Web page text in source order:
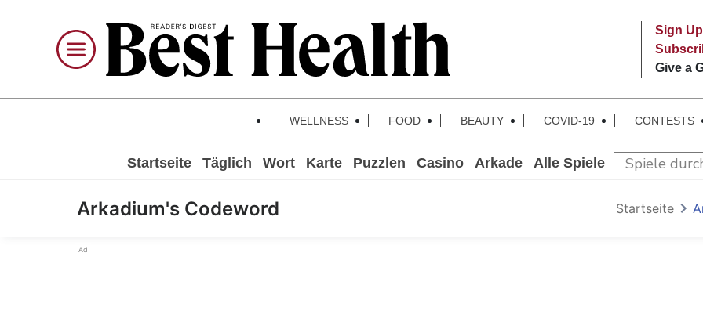
Sign
Give a
WELLNESS FOOD BEAUTY COVID-19 CONTESTS
Startseite Täglich Wort Karte Puzzlen Casino Arkade Alle Spiele
Arkadium's Codeword Startseite
Ad